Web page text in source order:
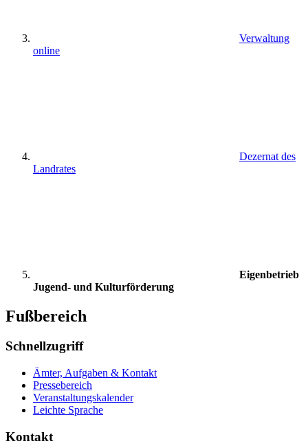
Verwaltung
online
Dezernat des
Landrates
Eigenbetrieb
Jugend- und Kulturförderung
Fußbereich
Schnellzugriff
Ämter, Aufgaben & Kontakt
Pressebereich
Veranstaltungskalender
Leichte Sprache
Kontakt